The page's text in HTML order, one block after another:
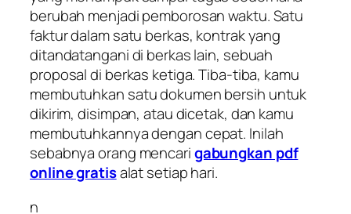
berubah menjadi pemborosan waktu. Satu
faktur dalam satu berkas, kontrak yang
ditandatangani di berkas lain, sebuah
proposal di berkas ketiga. Tiba-tiba, kamu
membutuhkan satu dokumen bersih untuk
dikirim, disimpan, atau dicetak, dan kamu
membutuhkannya dengan cepat. Inilah
sebabnya orang mencarigabungkan pdf
online gratisalat setiap hari.
n